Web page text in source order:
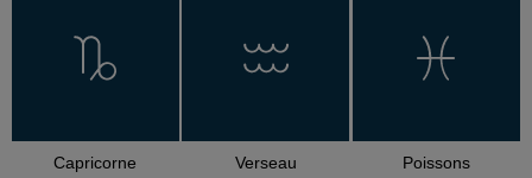
Capricorne Verseau Poissons